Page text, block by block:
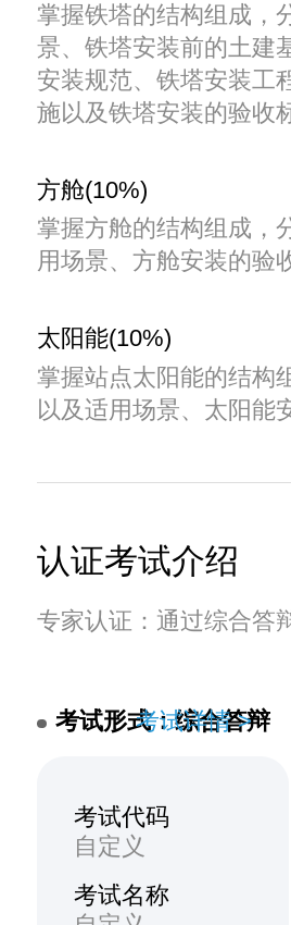
掌握铁塔的结构组成，
景、铁塔安装前的土建
安装规范、铁塔安装工
施以及铁塔安装的验收
方舱(10%)
掌握方舱的结构组成，
用场景、方舱安装的验
太阳能(10%)
掌握站点太阳能的结构
以及适用场景、太阳能
认证考试介绍
专家认证：通过综合答
考试形式：综合答辩
考试详情 >
考试代码
自定义
考试名称